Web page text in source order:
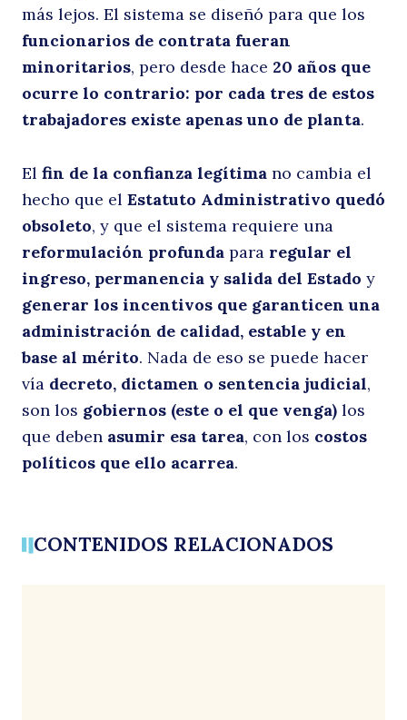
Buscar
más lejos. El sistema se diseñó para que los
funcionarios de contrata fueran
minoritarios, pero desde hace 20 años que
ocurre lo contrario: por cada tres de estos
trabajadores existe apenas uno de planta.
El fin de la confianza legítima no cambia el
hecho que el Estatuto Administrativo quedó
obsoleto, y que el sistema requiere una
reformulación profunda para regular el
ingreso, permanencia y salida del Estado y
generar los incentivos que garanticen una
administración de calidad, estable y en
base al mérito. Nada de eso se puede hacer
vía decreto, dictamen o sentencia judicial,
son los gobiernos (este o el que venga) los
que deben asumir esa tarea, con los costos
políticos que ello acarrea.
CONTENIDOS RELACIONADOS